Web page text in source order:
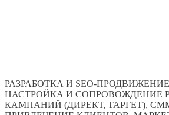
РАЗРАБОТКА И SEO-
НАСТРОЙКА И СОПРОВОЖДЕНИЕ
КАМПАНИЙ (ДИРЕКТ, ТАРГЕТ),